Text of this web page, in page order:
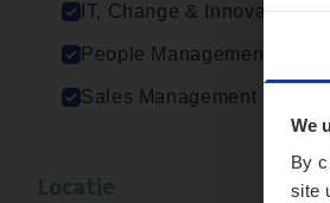
We
By
site
IT, Change & Innovation
People Management
Sales Management